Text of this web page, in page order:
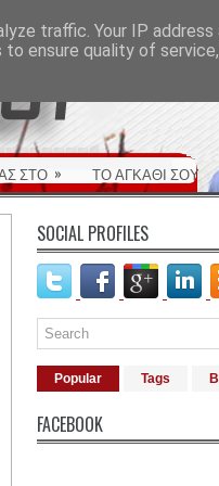
ΣΤΟ » ΤΟ ΑΓΚΑΘΙ ΣΟΥ
SOCIAL PROFILES
Popular Tags
FACEBOOK
traffic. Your IP address
ensure quality of